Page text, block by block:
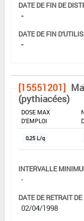
DATE DE FIN DE
-
DATE DE FIN
-
[15551201]
(pythiacées)
DOSE MAX
D'EMPLOI
0,25 L/q
INTERVALLE
-
DATE DE RETRAIT DE
02/04/1998